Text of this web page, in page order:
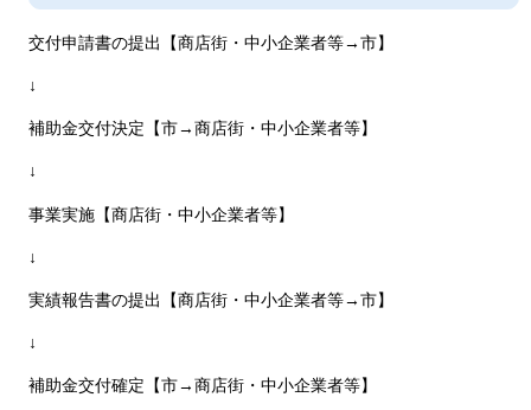
交付申請書の提出【商店街・中小企業者等→市】
↓
補助金交付決定【市→商店街・中小企業者等】
↓
事業実施【商店街・中小企業者等】
↓
実績報告書の提出【商店街・中小企業者等→市】
↓
補助金交付確定【市→商店街・中小企業者等】